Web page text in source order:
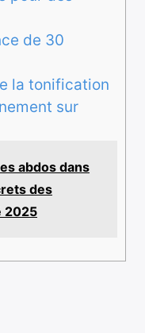
de 30
la tonification
sur
abdos dans
des
2025